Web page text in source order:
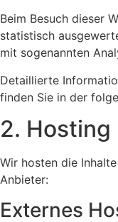
Beim Besuch dieser
statistisch
mit sogenannten
Detaillierte
finden Sie in der
2. Hosting
Wir hosten die
Anbieter:
Externes